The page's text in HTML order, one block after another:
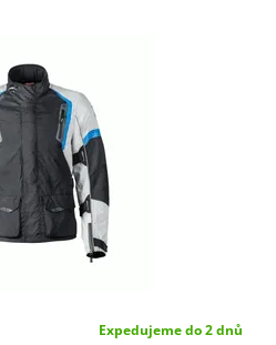
Expedujeme do 2 dnů